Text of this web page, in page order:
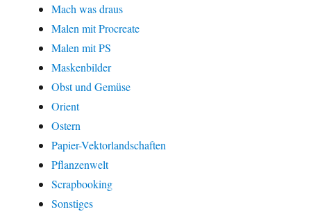
Mach was draus
Malen mit Procreate
Malen mit PS
Maskenbilder
Obst und Gemüse
Orient
Ostern
Papier-Vektorlandschaften
Pflanzenwelt
Scrapbooking
Sonstiges